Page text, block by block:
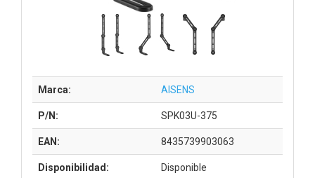
Marca: AISENS
P/N: SPK03U-375
EAN: 8435739903063
Disponibilidad: Disponible